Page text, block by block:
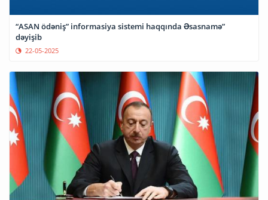
“ASAN ödəniş” informasiya sistemi haqqında Əsasnamə”
dəyişib
22-05-2025